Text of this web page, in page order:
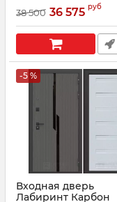
софт
Артикул: 07036
38 500 36 575 руб
-5 %
Входная дверь
Лабиринт Карбон